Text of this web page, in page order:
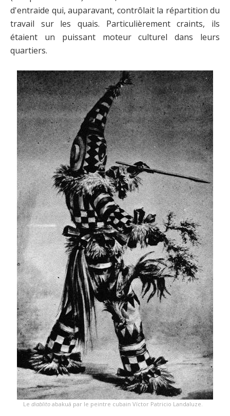
d'entraide qui, auparavant, contrôlait la répartition du
travail sur les quais. Particulièrement craints, ils
étaient un puissant moteur culturel dans leurs
quartiers.
Lediablito abakuá par le peintre cubain Víctor Patricio Landaluze.